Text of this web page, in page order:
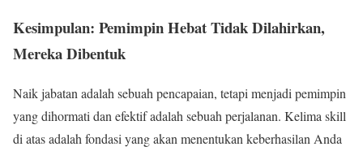
Kesimpulan: Pemimpin Hebat Tidak Dilahirkan,
Mereka Dibentuk
Naik jabatan adalah sebuah pencapaian, tetapi menjadi pemimpin
yang dihormati dan efektif adalah sebuah perjalanan. Kelima skill
di atas adalah fondasi yang akan menentukan keberhasilan Anda